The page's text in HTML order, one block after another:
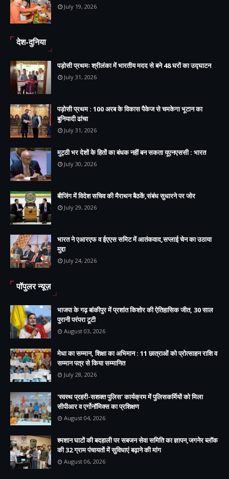
July 19, 2026
देश-दुनिया
पड़ोसी प्रथमः श्रीलंका में भारतीय मदद से बने 48 घरों का उद्घाटन
July 31, 2026
पड़ोसी प्रथम : 100 अरब के विकास पैकेज से चमकेगा भूटान का
बुनियादी ढांचा
July 31, 2026
मुट्ठी भर देशों के हितों का बंधक नहीं बन सकता यूएनएससी : भारत
July 30, 2026
बीजिंग में विदेश सचिव की मैराथन बैठकें,संबंध सुधारने पर जोर
July 29, 2026
भारत ने एआरएफ व ईएएस समिट में आतंकवाद,सप्लाई चेन का उठाया
मुद्दा
July 24, 2026
पॉपुलर न्यूज़
भाजपा के गढ़ बांकीपुर में प्रशांत किशोर की ऐतिहासिक जीत, 30 साल
पुरानी परंपरा टूटी
August 03, 2026
मेधा का सम्मान, शिक्षा का अभिमान : 11 छात्राओं को प्रोत्साहन राशि व
सम्मान पत्र से किया सम्मानित
July 28, 2026
'स्वस्थ प्रहरी-सशक्त पुलिस' कार्यक्रम में पुलिसकर्मियों को मिला
सीपीआर व एर्गोनॉमिक्स का प्रशिक्षण
August 04, 2026
श्मशान घाटों की बदहाली पर सबजन सेवा समिति का ज्ञापन,जगनेर ब्लॉक
की 32 ग्राम पंचायतों में सुविधाएं बढ़ाने की मांग
August 06, 2026